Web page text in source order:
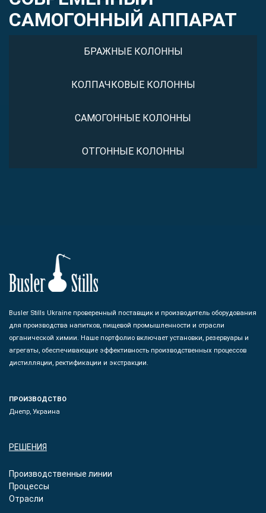
САМОГОННЫЙ АППАРАТ
БРАЖНЫЕ КОЛОННЫ
КОЛПАЧКОВЫЕ КОЛОННЫ
САМОГОННЫЕ КОЛОННЫ
ОТГОННЫЕ КОЛОННЫ
Busler Stills Ukraine проверенный поставщик и производитель оборудования
для производства напитков, пищевой промышленности и отрасли
органической химии. Наше портфолио включает установки, резервуары и
агрегаты, обеспечивающие эффективность производственных процессов
дистилляции, ректификации и экстракции.
ПРОИЗВОДСТВО
Днепр, Украина
РЕШЕНИЯ
Производственные линии
Процессы
Отрасли